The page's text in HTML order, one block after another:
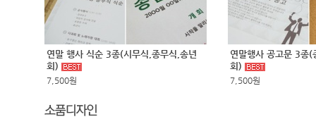
연말 행사 식순 3종(시무식,종무식,송년
회)
7,500원
연말행사 공고문 3종(
회)
7,500원